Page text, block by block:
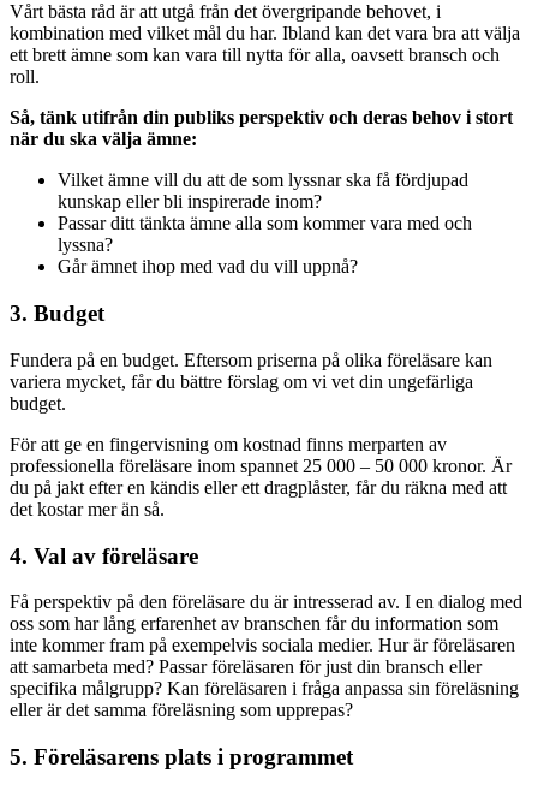
Vårt bästa råd är att utgå från det övergripande behovet, i
kombination med vilket mål du har. Ibland kan det vara bra att välja
ett brett ämne som kan vara till nytta för alla, oavsett bransch och
roll.
Så, tänk utifrån din publiks perspektiv och deras behov i stort
när du ska välja ämne:
Vilket ämne vill du att de som lyssnar ska få fördjupad
kunskap eller bli inspirerade inom?
Passar ditt tänkta ämne alla som kommer vara med och
lyssna?
Går ämnet ihop med vad du vill uppnå?
3. Budget
Fundera på en budget. Eftersom priserna på olika föreläsare kan
variera mycket, får du bättre förslag om vi vet din ungefärliga
budget.
För att ge en fingervisning om kostnad finns merparten av
professionella föreläsare inom spannet 25 000 – 50 000 kronor. Är
du på jakt efter en kändis eller ett dragplåster, får du räkna med att
det kostar mer än så.
4. Val av föreläsare
Få perspektiv på den föreläsare du är intresserad av. I en dialog med
oss som har lång erfarenhet av branschen får du information som
inte kommer fram på exempelvis sociala medier. Hur är föreläsaren
att samarbeta med? Passar föreläsaren för just din bransch eller
specifika målgrupp? Kan föreläsaren i fråga anpassa sin föreläsning
eller är det samma föreläsning som upprepas?
5. Föreläsarens plats i programmet